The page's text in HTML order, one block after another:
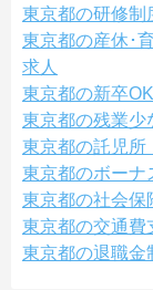
東京都の研修制
東京都の産休･
求人
東京都の新卒
東京都の残業少
東京都の託児所
東京都のボーナ
東京都の社会保
東京都の交通費
東京都の退職金